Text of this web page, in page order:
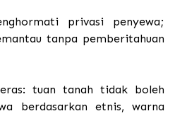
privasi penyewa;
tanpa pemberitahuan
tuan tanah tidak boleh
berdasarkan etnis, warna